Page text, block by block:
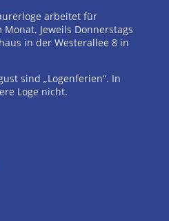
arbeitet für
Jeweils Donnerstags
in der Westerallee 8 in
sind „Logenferien“. In
Loge nicht.